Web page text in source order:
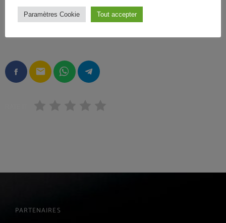
ÉCRIT PAR:
email
PARTENAIRES
Paramètres Cookie Tout accepter